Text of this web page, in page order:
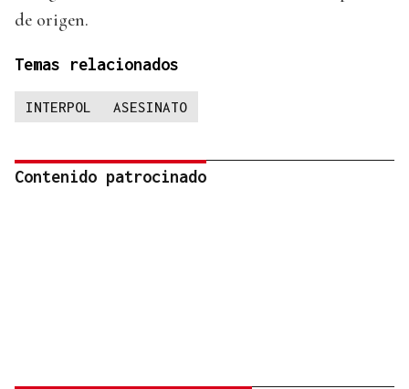
de origen.
Temas relacionados
INTERPOL ASESINATO
Contenido patrocinado